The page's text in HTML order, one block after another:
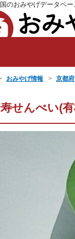
のおみやげデータベー
おみやげ情報 京都府
せんべい(